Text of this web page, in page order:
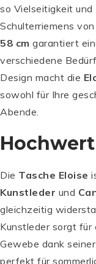
so Vielseitigkeit
Schulterriemens von
58 cm garantiert
verschiedene
Design macht die
sowohl für Ihre
Abende.
Die Tasche Eloise
Kunstleder und
gleichzeitig
Kunstleder sorgt
Gewebe dank
perfekt für